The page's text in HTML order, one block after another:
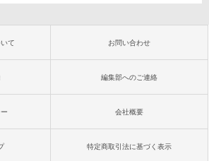
て お問い合わせ
編集部へのご連絡
会社概要
特定商取引法に基づく表示